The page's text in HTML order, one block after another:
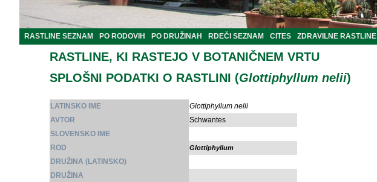
RASTLINE SEZNAM PO RODOVIH PO DRUŽINAH RDEČI SEZNAM CITES ZDRAVILNE RASTLINE
RASTLINE, KI RASTEJO V BOTANIČNEM VRTU
SPLOŠNI PODATKI O RASTLINI (Glottiphyllum nelii)
LATINSKO IME
Glottiphyllum nelii
AVTOR
Schwantes
SLOVENSKO IME
ROD
Glottiphyllum
DRUŽINA (LATINSKO)
DRUŽINA